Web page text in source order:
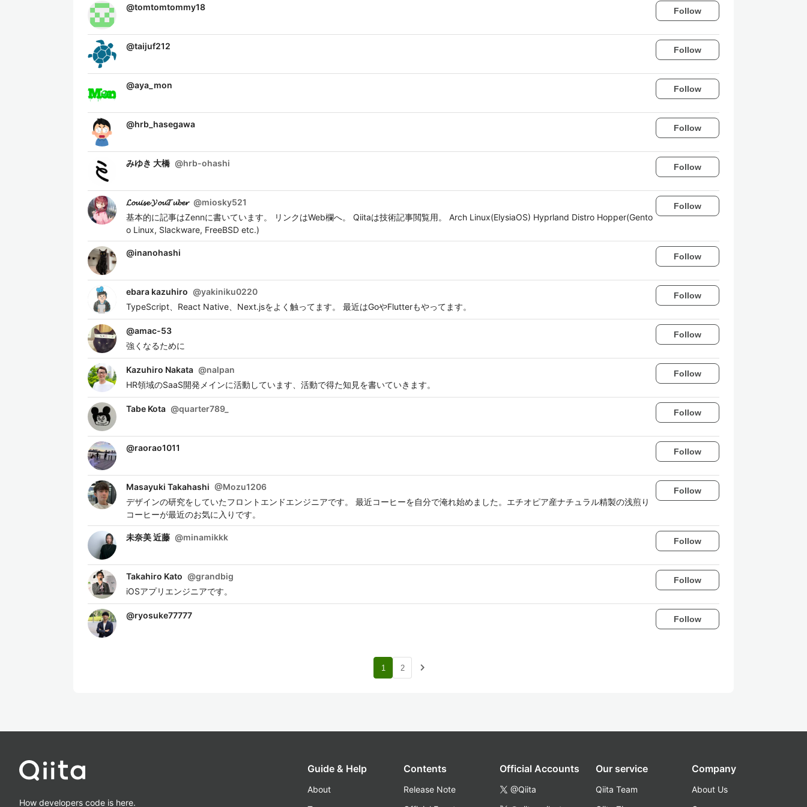
@tomtomtommy18 Follow
@taijuf212 Follow
@aya_mon Follow
@hrb_hasegawa Follow
みゆき 大橋 @hrb-ohashi Follow
𝓛𝓸𝓾𝓲𝓼𝓮 𝓨𝓸𝓾𝓣𝓾𝓫𝓮𝓻 @miosky521
基本的に記事はZennに書いています。 リンクはWeb欄へ。 Qiitaは技術記事閲覧用。 Arch Linux(ElysiaOS) Hyprland Distro Hopper(Gento
o Linux, Slackware, FreeBSD etc.)
Follow
@inanohashi Follow
ebara kazuhiro @yakiniku0220
TypeScript、React Native、Next.jsをよく触ってます。 最近はGoやFlutterもやってます。
Follow
@amac-53
強くなるために
Follow
Kazuhiro Nakata @nalpan
HR領域のSaaS開発メインに活動しています、活動で得た知見を書いていきます。
Follow
Tabe Kota @quarter789_ Follow
@raorao1011 Follow
Masayuki Takahashi @Mozu1206
デザインの研究をしていたフロントエンドエンジニアです。 最近コーヒーを自分で淹れ始めました。エチオピア産ナチュラル精製の浅煎り
コーヒーが最近のお気に入りです。
Follow
未奈美 近藤 @minamikkk Follow
Takahiro Kato @grandbig
iOSアプリエンジニアです。
Follow
@ryosuke77777 Follow
1 2 navigate_next
How developers code is here.
Guide & Help
About
Contents
Release Note
Official Accounts
@Qiita
Our service
Qiita Team
Company
About Us